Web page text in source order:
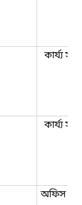
কার্য্য
কার্য্য
অফিস